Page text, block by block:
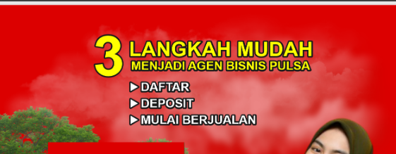
usaha ini kapanpun dan dimanapun anda berada diseluruh Indonesia.
relatif murah, bisa anda bandingkan.
dipakai sendiri atau dijual kembali.
tanpa dipungut biaya.